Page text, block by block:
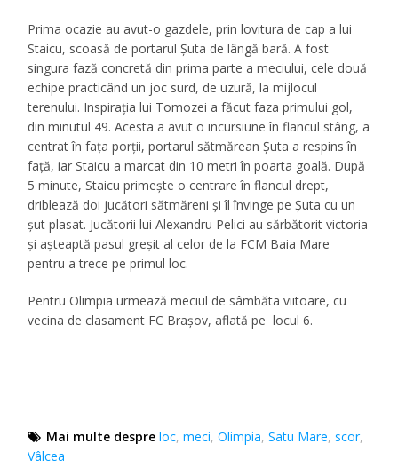
Prima ocazie au avut-o gazdele, prin lovitura de cap a lui
Staicu, scoasă de portarul Şuta de lângă bară. A fost
singura fază concretă din prima parte a meciului, cele două
echipe practicând un joc surd, de uzură, la mijlocul
terenului. Inspiraţia lui Tomozei a făcut faza primului gol,
din minutul 49. Acesta a avut o incursiune în flancul stâng, a
centrat în faţa porţii, portarul sătmărean Şuta a respins în
faţă, iar Staicu a marcat din 10 metri în poarta goală. După
5 minute, Staicu primeşte o centrare în flancul drept,
driblează doi jucători sătmăreni şi îl învinge pe Şuta cu un
şut plasat. Jucătorii lui Alexandru Pelici au sărbătorit victoria
şi aşteaptă pasul greşit al celor de la FCM Baia Mare
pentru a trece pe primul loc.
Pentru Olimpia urmează meciul de sâmbăta viitoare, cu
vecina de clasament FC Braşov, aflată pe locul 6.
Mai multe despre loc,meci,Olimpia,Satu Mare,scor,
Vâlcea